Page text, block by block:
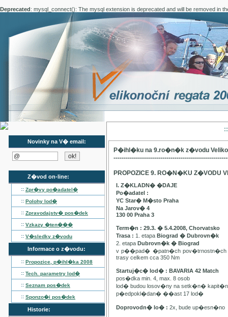
Deprecated: mysql_connect(): The mysql extension is deprecated and will be removed in
Novinky na V� email:
Z�vod on-line:
:: Zpr�vy po�adatel�
:: Polohy lod�
:: Zpravodajstv� pos�dek
:: Vzkazy �ten���
:: V�sledky z�vodu
Informace o z�vodu:
:: Propozice, p�ihl�ka 2008
:: Tech. parametry lod�
:: Seznam pos�dek
:: Sponzo�i pos�dek
Historie:
P�ihl�ku na 9.ro�n�k z�vodu
PROPOZICE 9. RO�N�KU Z�VODU
I. Z�KLADN� �DAJE
Po�adatel :
YC Star� M�sto Praha
Na Jarov� 4
130 00 Praha 3
Term�n : 29.3. � 5.4.2008, Chorvatsko
Trasa : 1. etapa Biograd � Dubrovn�k
2. etapa Dubrovn�k � Biograd
v p��pad� �patn�ch pov�trnostn�ch
trasy celkem cca 350 Nm
Startuj�c� lod� : BAVARIA 42 Match
pos�dka min. 4, max. 8 osob
lod� budou losov�ny na setk�n�
p�edpokl�dan� ��ast 17 lod�
Doprovodn� lo� : 2x, bude up�esn�no